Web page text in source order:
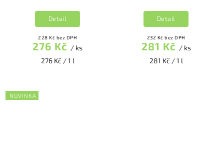
228 Kč bez DPH
276 Kč / ks
276 Kč / 1 l
Detail
232 Kč bez DPH
281 Kč / ks
281 Kč / 1 l
Detail
NOVINKA